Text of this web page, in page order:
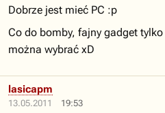
Dobrze jest mieć PC :p
Co do bomby, fajny gadget
można wybrać xD
13.05.2011 19:53
lasicapm